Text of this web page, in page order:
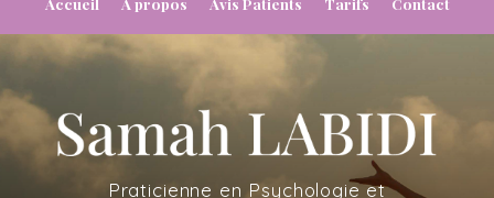
Accueil À propos Avis Patients Tarifs Contact
Praticienne en Psychologie et